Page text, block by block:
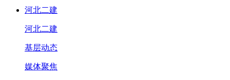
河北二建
河北二建
基层动态
媒体聚焦